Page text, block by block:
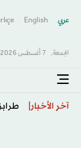
عربي English
الجمعة, 7 أغسطس 2026
آخر الأخبار